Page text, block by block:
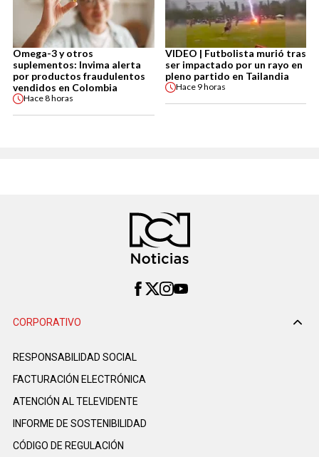
Omega-3 y otros
suplementos: Invima alerta
por productos fraudulentos
vendidos en Colombia
Hace8 horas
VIDEO | Futbolista murió tras
ser impactado por un rayo en
pleno partido en Tailandia
Hace 9 horas
CORPORATIVO
RESPONSABILIDAD SOCIAL
FACTURACIÓN ELECTRÓNICA
ATENCIÓN AL TELEVIDENTE
INFORME DE SOSTENIBILIDAD
CÓDIGO DE REGULACIÓN